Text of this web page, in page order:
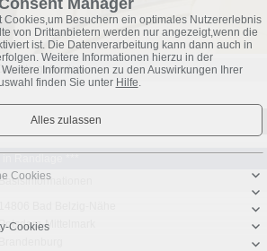
gefunden
Ort
Randlage ***
Basisinformationen
Mittelmark
Cookies,um Besuchern ein optimales Nutzererlebnis
von Drittanbietern werden nur angezeigt,wenn die
ist. Die Datenverarbeitung kann dann auch in
Weitere Informationen hierzu in der
Informationen zu den Auswirkungen Ihrer
finden Sie unter Hilfe
Cookies
Cookies